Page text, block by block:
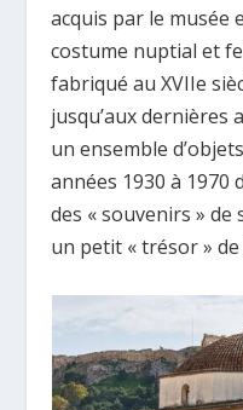
acquis par le musée
costume nuptial et
fabriqué au XVIIe
jusqu’aux dernières
un ensemble
années 1930 à 1970
des « souvenirs »
un petit « trésor »